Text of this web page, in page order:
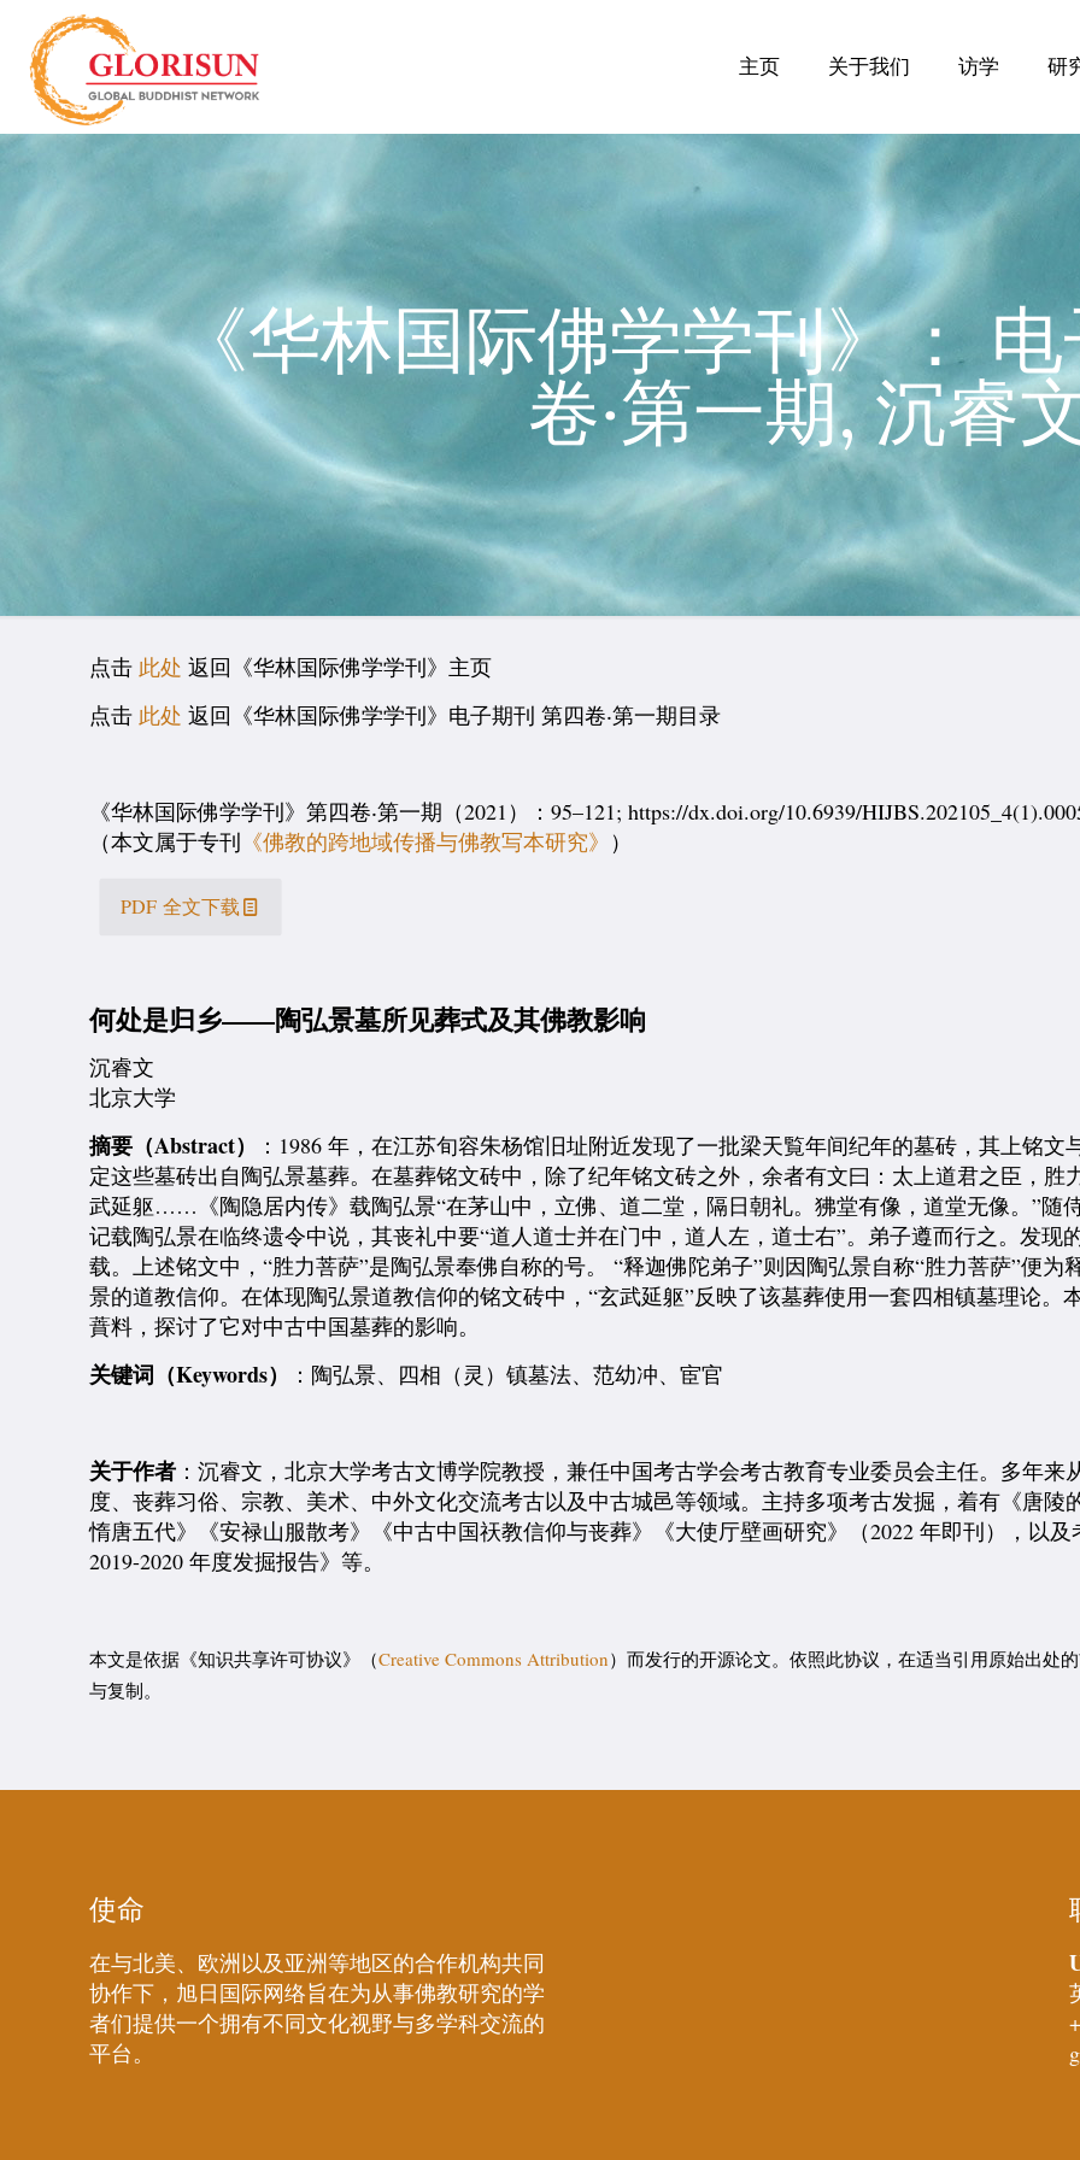
主页 关于我们 访学 研
《华林国际佛学学刊》：
卷‧第一期, 沉睿
点击 此处 返回《华林国际佛学学刊》主页
点击 此处 返回《华林国际佛学学刊》电子期刊 第四卷‧第一期目录
《华林国际佛学学刊》第四卷‧第一期（2021）：95–121; https://dx.doi.org/10.6939/
（本文属于专刊 《佛教的跨地域传播与佛教写本研究》 ）
PDF 全文下载
何处是归乡——陶弘景墓所见葬式及其佛教影响
沉睿文
北京大学
摘要（Abstract）
：1986 年，在江苏旬容朱杨馆旧址附近发现了一批梁天覧年间纪年的墓砖，其上铭
定这些墓砖出自陶弘景墓葬。在墓葬铭文砖中，除了纪年铭文砖之外，余者有文曰：太上道君之臣，
武延躯……《陶隐居内传》载陶弘景“在茅山中，立佛、道二堂，隔日朝礼。狒堂有像，道堂无像。”随
记载陶弘景在临终遗令中说，其丧礼中要“道人道士并在门中，道人左，道士右”。弟子遵而行之。发
载。上述铭文中，“胜力菩萨”是陶弘景奉佛自称的号。 “释迦佛陀弟子”则因陶弘景自称“胜力菩萨”便
景的道教信仰。在体现陶弘景道教信仰的铭文砖中，“玄武延躯”反映了该墓葬使用一套四相镇墓理论
蕡料，探讨了它对中古中国墓葬的影响。
关键词（Keywords） ：陶弘景、四相（灵）镇墓法、范幼冲、宦官
关于作者 ：沉睿文，北京大学考古文博学院教授，兼任中国考古学会考古教育专业委员会主任。多年
度、丧葬习俗、宗教、美术、中外文化交流考古以及中古城邑等领域。主持多项考古发掘，着有《唐陵
惰唐五代》《安禄山服散考》《中古中国祆教信仰与丧葬》《大使厅壁画研究》（2022 年即刊），以
2019-2020 年度发掘报告》等。
本文是依据《知识共享许可协议》（Creative Commons Attribution）而发行的开源论文。依照此协议，在适当引用原始出处
与复制。
使命
在与北美、欧洲以及亚洲等地区的合作机构共同
协作下，旭日国际网络旨在为从事佛教研究的学
者们提供一个拥有不同文化视野与多学科交流的
平台。